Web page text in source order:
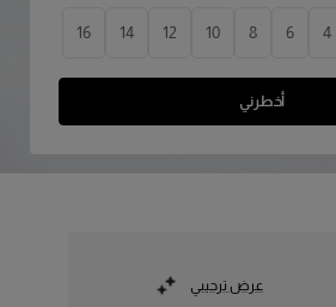
4
6
8
10
12
14
16
أخطرني
عرض ترحيبي